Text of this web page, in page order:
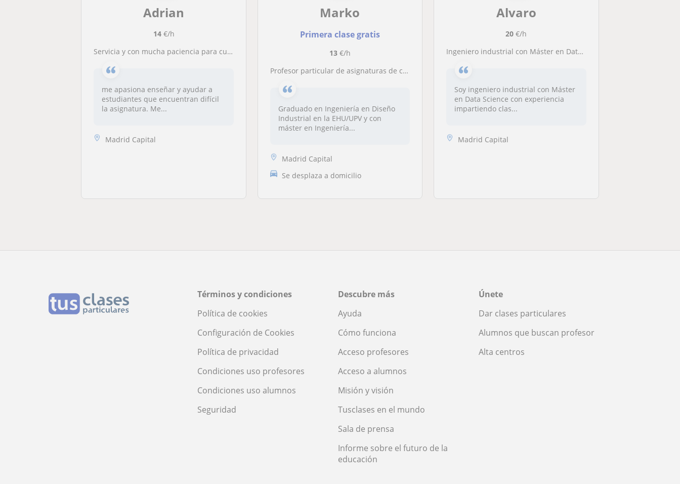
Adrian
14€/h
Servicia y con mucha paciencia para cualquier estudiante que necesite ayuda
me apasiona enseñar y ayudar a
estudiantes que encuentran difícil
la asignatura. Me...
Madrid Capital
Marko
Primera clase gratis
13€/h
Profesor particular de asignaturas de ciencias
Graduado en Ingeniería en Diseño
Industrial en la EHU/UPV y con
máster en Ingeniería...
Madrid Capital
Se desplaza a domicilio
Alvaro
20 €/h
Ingeniero industrial con Máster en Data Science con EXPERIENCIA
Soy ingeniero industrial con Máster
en Data Science con experiencia
impartiendo clas...
Madrid Capital
Términos y condiciones
Política de cookies
Configuración de Cookies
Política de privacidad
Condiciones uso profesores
Condiciones uso alumnos
Seguridad
Descubre más
Ayuda
Cómo funciona
Acceso profesores
Acceso a alumnos
Misión y visión
Tusclases en el mundo
Sala de prensa
Informe sobre el futuro de la
educación
Únete
Dar clases particulares
Alumnos que buscan profesor
Alta centros